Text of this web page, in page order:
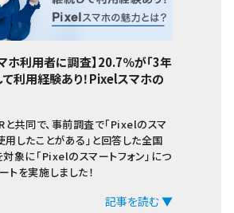
ホ利用者に調査】20.7％が「3年
て利用経験あり！Pixelスマホの
共同で、事前調査で「Pixelのスマ
用したことがある」と回答した全国
象に「Pixelのスマートフォン」につ
トを実施しました！
記事を読む ▼